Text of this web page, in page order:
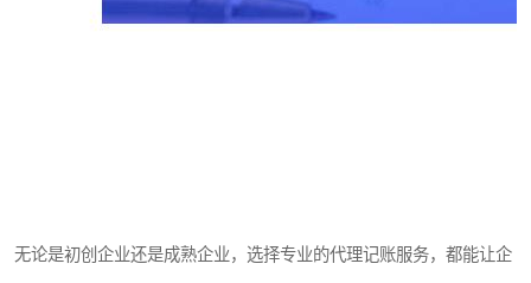
无论是初创企业还是成熟企业，选择专业的代理记账服务，都能让企